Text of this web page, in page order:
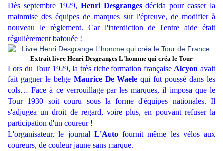
Dès septembre 1929, Henri Desgrangesdécida pour casser la
mainmise des équipes de marques sur l'épreuve, de modifier à
nouveau le règlement. Car l'interdiction de l'entre aide était
régulièrement bafouée !
Extrait livre Henri Desgranges L'homme qui créa le Tour
Lors du Tour 1929, la très riche formation française Alcyon avait
fait gagner le belge Maurice De Waele qui fut poussé dans les
cols… Face à ce verrouillage par les marques, il imposa que le
Tour 1930 soit couru sous la forme d'équipes nationales. Il
s'adjugea un droit de regard, voire plus, en pouvant refuser la
participation d'un coureur !
L'organisateur, le journal L'Autofournit même les vélos aux
coureurs, de couleur jaune sans marque.